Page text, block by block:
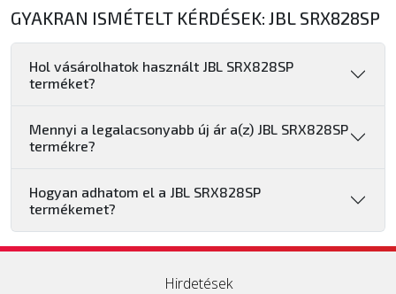
GYAKRAN ISMÉTELT KÉRDÉSEK: JBL SRX828SP
Hol vásárolhatok használt JBL SRX828SP
terméket?
Mennyi a legalacsonyabb új ár a(z) JBL SRX828SP
termékre?
Hogyan adhatom el a JBL SRX828SP
termékemet?
Hirdetések